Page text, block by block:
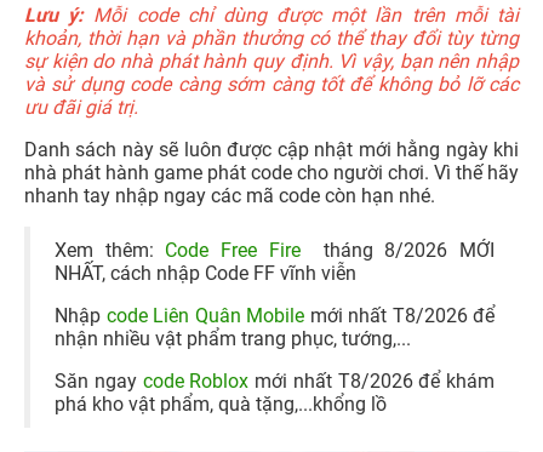
Lưu ý: Mỗi code chỉ dùng được một lần trên mỗi tài
khoản, thời hạn và phần thưởng có thể thay đổi tùy từng
sự kiện do nhà phát hành quy định. Vì vậy, bạn nên nhập
và sử dụng code càng sớm càng tốt để không bỏ lỡ các
ưu đãi giá trị.
Danh sách này sẽ luôn được cập nhật mới hằng ngày khi
nhà phát hành game phát code cho người chơi. Vì thế hãy
nhanh tay nhập ngay các mã code còn hạn nhé.
Xem thêm: Code Free Firetháng 8/2026 MỚI
NHẤT, cách nhập Code FF vĩnh viễn
Nhập code Liên Quân Mobile mới nhất T8/2026 để
nhận nhiều vật phẩm trang phục, tướng,...
Săn ngay code Roblox mới nhất T8/2026 để khám
phá kho vật phẩm, quà tặng,...khổng lồ